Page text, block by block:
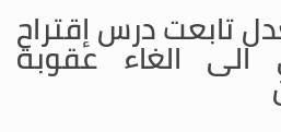
تابعت درس إقتراح
الى الغاء عقوبة